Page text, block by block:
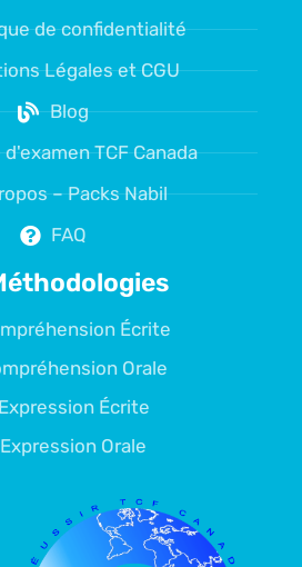
de confidentialité
Légales et CGU
Blog
TCF Canada
– Packs Nabil
FAQ
Écrite
Orale
Expression Écrite
Expression Orale